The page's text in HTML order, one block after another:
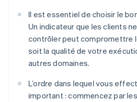
Il est essentiel de choisir le
Un indicateur que les clients
contrôler peut compromettre
soit la qualité de votre
autres domaines.
L’ordre dans lequel vous
important : commencez par